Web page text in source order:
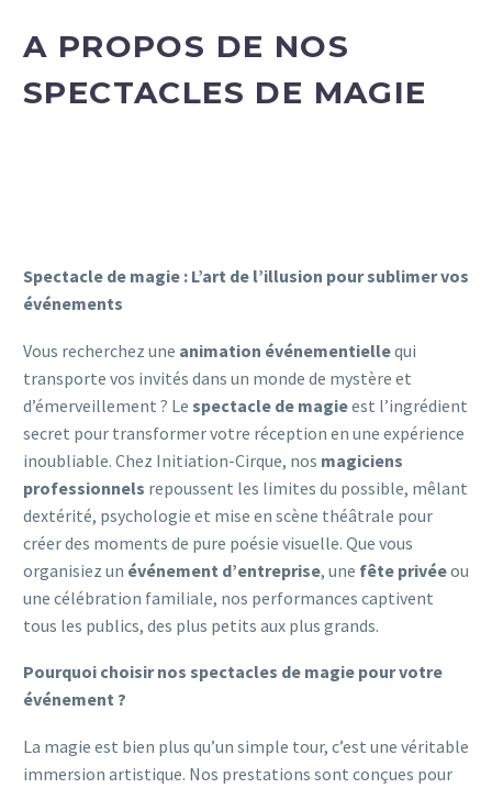
A PROPOS DE NOS
SPECTACLES DE MAGIE
Spectacle de magie : L’art de l’illusion pour sublimer vos
événements
Vous recherchez une animation événementiellequi
transporte vos invités dans un monde de mystère et
d’émerveillement ? Le spectacle de magieest l’ingrédient
secret pour transformer votre réception en une expérience
inoubliable. Chez Initiation-Cirque, nos magiciens
professionnels repoussent les limites du possible, mêlant
dextérité, psychologie et mise en scène théâtrale pour
créer des moments de pure poésie visuelle. Que vous
organisiez un événement d’entreprise, une fête privéeou
une célébration familiale, nos performances captivent
tous les publics, des plus petits aux plus grands.
Pourquoi choisir nos spectacles de magie pour votre
événement ?
La magie est bien plus qu’un simple tour, c’est une véritable
immersion artistique. Nos prestations sont conçues pour